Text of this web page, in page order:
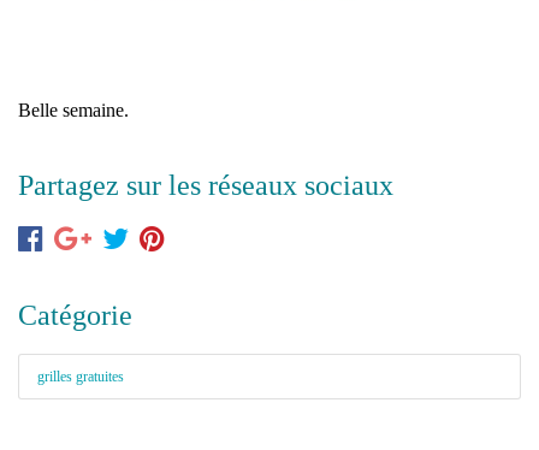
Belle semaine.
Partagez sur les réseaux sociaux
Catégorie
grilles gratuites